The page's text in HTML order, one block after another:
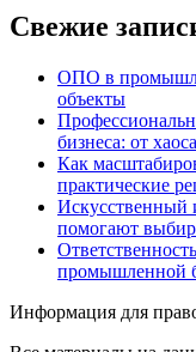
Свежие
ОПО в
объекты
бизнеса: от
Как
практические
Искусственный
помогают
промышленной
Информация для